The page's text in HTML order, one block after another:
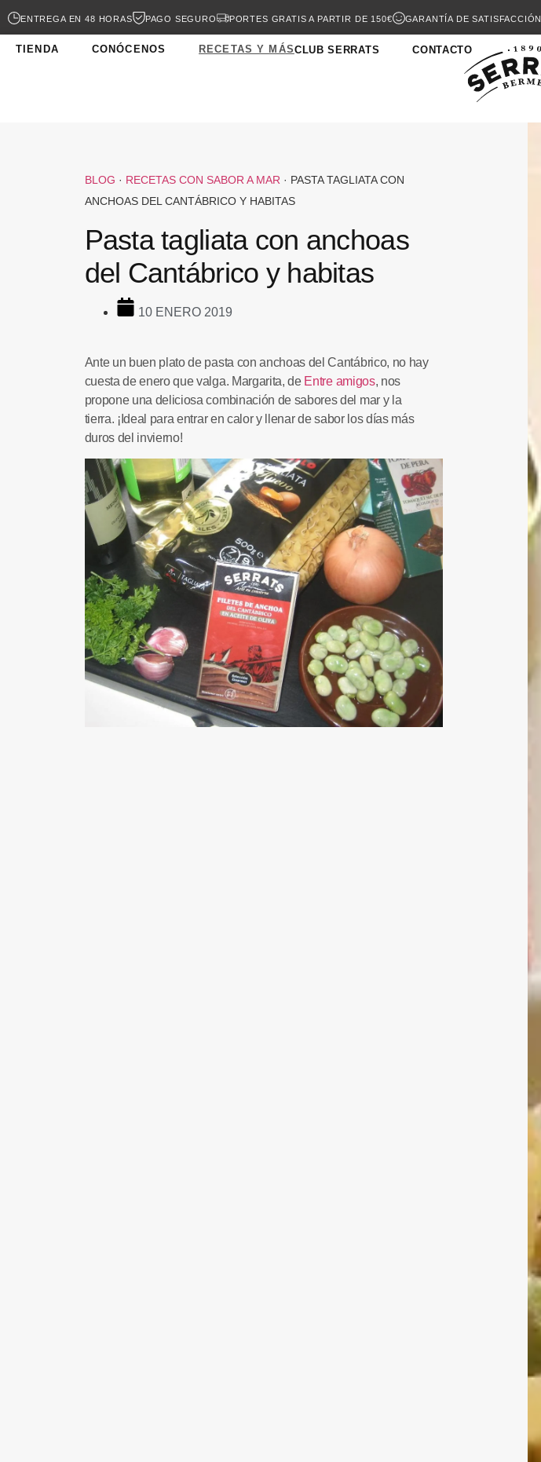
ENTREGA EN 48 HORAS PAGO SEGURO PORTES GRATIS A PARTIR DE 150€ GARANTÍA DE SATISFACCIÓN
TIENDA CONÓCENOS RECETAS Y MÁSCLUB SERRATS CONTACTO
BLOG · RECETAS CON SABOR A MAR· PASTA TAGLIATA CON
ANCHOAS DEL CANTÁBRICO Y HABITAS
Pasta tagliata con anchoas
del Cantábrico y habitas
10 ENERO 2019
Ante un buen plato de pasta con anchoas del Cantábrico, no hay
cuesta de enero que valga. Margarita,de Entre amigos, nos
propone una deliciosa combinación de sabores del mar y la
tierra. ¡Ideal para entrar en calor y llenar de sabor los días más
duros del invierno!